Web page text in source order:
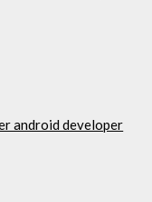
android developer